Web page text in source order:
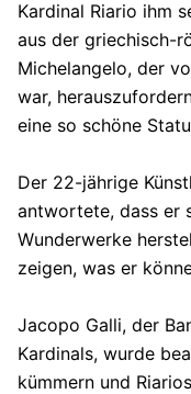
Kardinal Riario ihm
aus der griechisch-
Michelangelo, der
war,
eine so schöne
Der 22-jährige
antwortete, dass er
Wunderwerke
zeigen, was er
Jacopo Galli, der
Kardinals, wurde
kümmern und